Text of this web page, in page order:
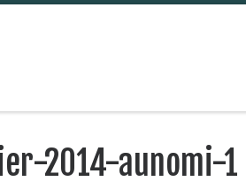
2014-aunomi-1